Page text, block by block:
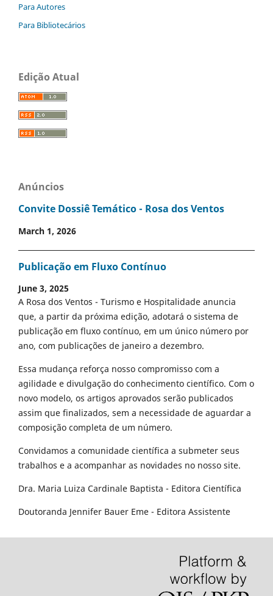
Para Autores
Para Bibliotecários
Edição Atual
Anúncios
Convite Dossiê Temático - Rosa dos Ventos
March 1, 2026
Publicação em Fluxo Contínuo
June 3, 2025
A Rosa dos Ventos - Turismo e Hospitalidade anuncia
que, a partir da próxima edição, adotará o sistema de
publicação em fluxo contínuo, em um único número por
ano, com publicações de janeiro a dezembro.
Essa mudança reforça nosso compromisso com a
agilidade e divulgação do conhecimento científico. Com o
novo modelo, os artigos aprovados serão publicados
assim que finalizados, sem a necessidade de aguardar a
composição completa de um número.
Convidamos a comunidade científica a submeter seus
trabalhos e a acompanhar as novidades no nosso site.
Dra. Maria Luiza Cardinale Baptista - Editora Científica
Doutoranda Jennifer Bauer Eme - Editora Assistente